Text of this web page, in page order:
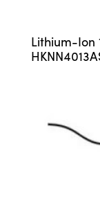
Lithium-Ion